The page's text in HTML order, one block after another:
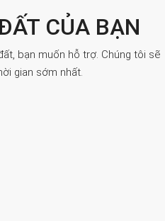
CỦA BẠN
bạn muốn hỗ trợ. Chúng tôi sẽ
gian sớm nhất.